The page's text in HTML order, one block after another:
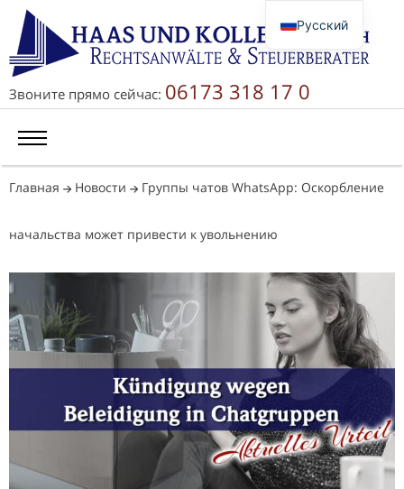
Звоните прямо сейчас: 06173 318 17 0
Главная Новости Группы чатов WhatsApp: Оскорбление
начальства может привести к увольнению
Русский
Deutsch
English
简体中文